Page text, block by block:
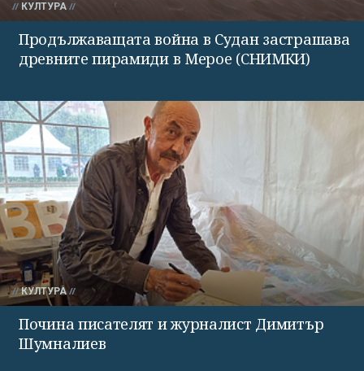
КУЛТУРА
Продължаващата война в Судан застрашава
древните пирамиди в Мерое (СНИМКИ)
КУЛТУРА
Почина писателят и журналист Димитър
Шумналиев